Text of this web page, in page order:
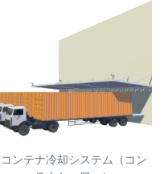
コンテナ冷却システム（コン